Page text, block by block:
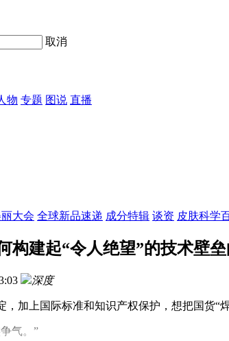
取消
物 专题 图说 直播
大会 全球新品速递 成分特辑 谈资 皮肤科学
构建起“令人绝望”的技术壁垒
深度
，加上国际标准和知识产权保护，想把国货“
气。”